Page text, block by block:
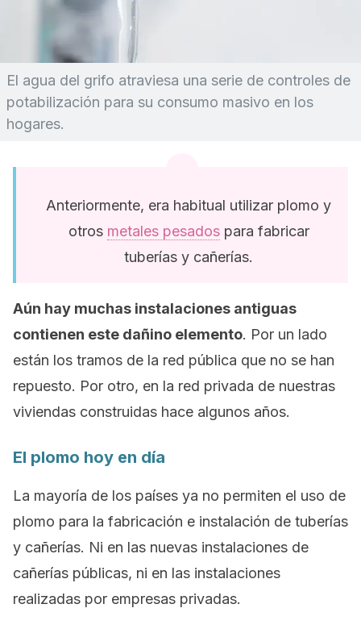
El agua del grifo atraviesa una serie de controles de
potabilización para su consumo masivo en los
hogares.
Anteriormente, era habitual utilizar plomo y
otros metales pesadospara fabricar
tuberías y cañerías.
Aún hay muchas instalaciones antiguas
contienen este dañino elemento. Por un lado
están los tramos de la red pública que no se han
repuesto. Por otro, en la red privada de nuestras
viviendas construidas hace algunos años.
El plomo hoy en día
La mayoría de los países ya no permiten el uso de
plomo para la fabricación e instalación de tuberías
y cañerías. Ni en las nuevas instalaciones de
cañerías públicas, ni en las instalaciones
realizadas por empresas privadas.